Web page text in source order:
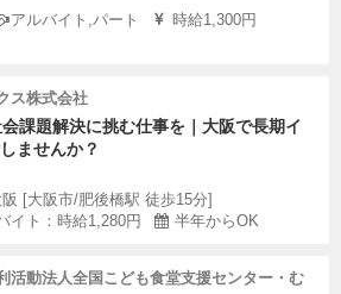
アルバイト,パート
時給1,300円
ス株式会社
課題解決に挑む仕事を｜大阪で長期イ
ませんか？
[大阪市/肥後橋駅 徒歩15分]
イト：時給1,280円 半年からOK
活動法人全国こども食堂支援センター・む